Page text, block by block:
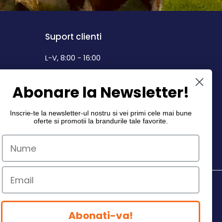
Suport clienti
L-V, 8:00 - 16:00
info@dairymax.ro
Abonare la Newsletter!
Inscrie-te la newsletter-ul nostru si vei primi cele mai bune
oferte si promotii la brandurile tale favorite.
Abonati-va!